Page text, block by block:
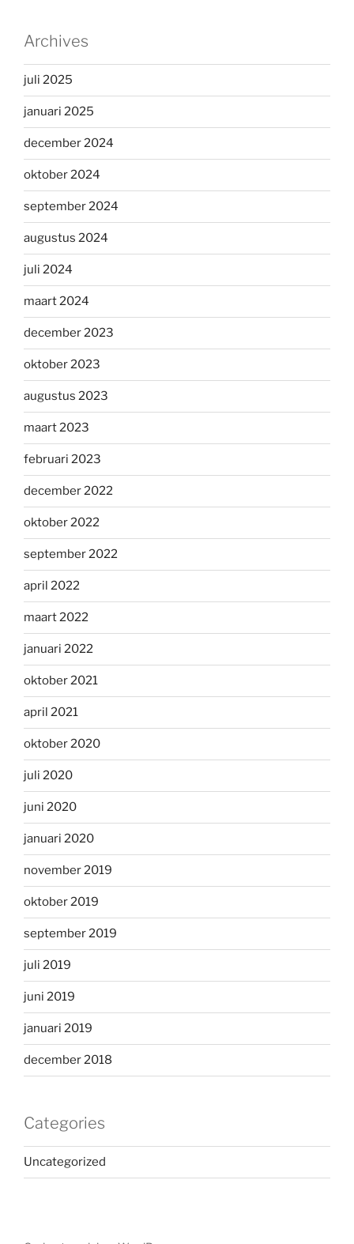
Archives
juli 2025
januari 2025
december 2024
oktober 2024
september 2024
augustus 2024
juli 2024
maart 2024
december 2023
oktober 2023
augustus 2023
maart 2023
februari 2023
december 2022
oktober 2022
september 2022
april 2022
maart 2022
januari 2022
oktober 2021
april 2021
oktober 2020
juli 2020
juni 2020
januari 2020
november 2019
oktober 2019
september 2019
juli 2019
juni 2019
januari 2019
december 2018
Categories
Uncategorized